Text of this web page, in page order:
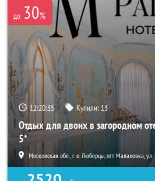
до 30%
12:20:35 Купили: 13
Отдых для двоих в загородном
5*
Московская обл., г. о. Люберцы, пгт Малаховка,